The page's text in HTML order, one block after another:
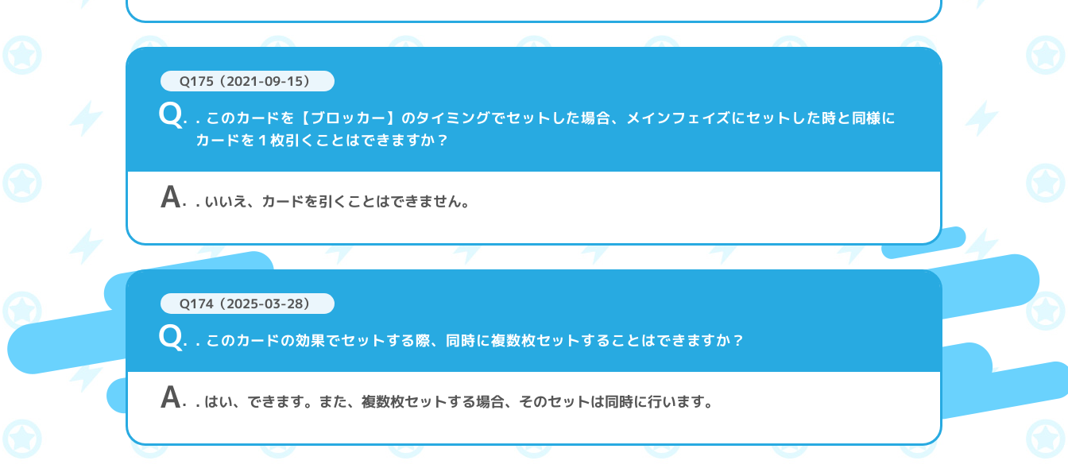
Q175（2021-09-15）
Q . このカードを【ブロッカー】のタイミングでセットした場合、メインフェイズにセットした時と同様に
カードを１枚引くことはできますか？
A . いいえ、カードを引くことはできません。
Q174（2025-03-28）
Q . このカードの効果でセットする際、同時に複数枚セットすることはできますか？
A . はい、できます。また、複数枚セットする場合、そのセットは同時に行います。